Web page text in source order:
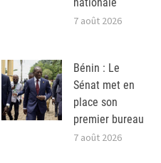
7 août 2026
Bénin : Le
Sénat met en
place son
premier bureau
7 août 2026